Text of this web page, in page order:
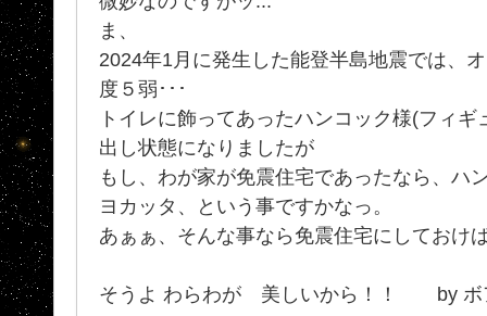
ま、
2024年1月に発生した能登半島地震では、
度５弱･･･
トイレに飾ってあったハンコック様(フィ
出し状態になりましたが
もし、わが家が免震住宅であったなら、ハ
ヨカッタ、という事ですかなっ。
あぁぁ、そんな事なら免震住宅にしてお
そうよ わらわが 美しいから！！ by ボ